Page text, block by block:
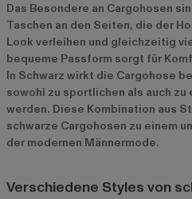
Das Besondere an Cargohosen
Taschen an den Seiten, die der
Look verleihen und gleichzeitig
bequeme Passform sorgt für
In Schwarz wirkt die Cargohose
sowohl zu sportlichen als auch
werden. Diese Kombination aus
schwarze Cargohosen zu einem
der modernen Männermode.
Verschiedene Styles von